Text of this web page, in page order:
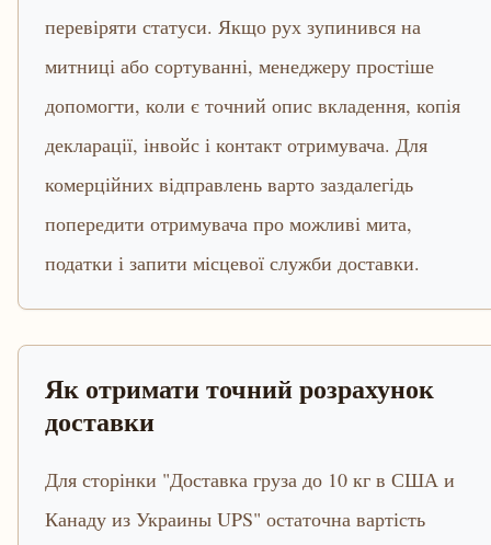
перевіряти статуси. Якщо рух зупинився на
митниці або сортуванні, менеджеру простіше
допомогти, коли є точний опис вкладення, копія
декларації, інвойс і контакт отримувача. Для
комерційних відправлень варто заздалегідь
попередити отримувача про можливі мита,
податки і запити місцевої служби доставки.
Як отримати точний розрахунок
доставки
Для сторінки "Доставка груза до 10 кг в США и
Канаду из Украины UPS" остаточна вартість